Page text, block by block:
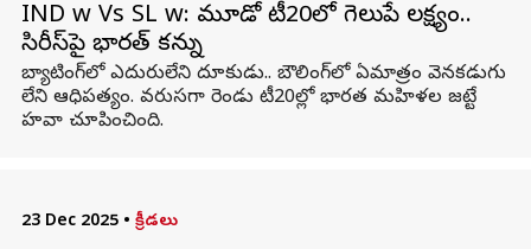
IND w Vs SL w: మూడో టీ20లో గెలుపే లక్ష్యం..
సిరీస్‌పై భారత్‌ కన్ను
బ్యాటింగ్‌లో ఎదురులేని దూకుడు.. బౌలింగ్‌లో ఏమాత్రం వెనకడుగు
లేని ఆధిపత్యం. వరుసగా రెండు టీ20ల్లో భారత మహిళల జట్టే
హవా చూపించింది.
23 Dec 2025 • క్రీడలు